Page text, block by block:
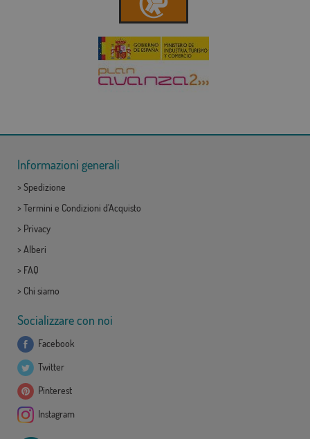
Informazioni generali
> Spedizione
> Termini e Condizioni d'Acquisto
> Privacy
> Alberi
> FAQ
> Chi siamo
Socializzare con noi
Facebook
Twitter
Pinterest
Instagram